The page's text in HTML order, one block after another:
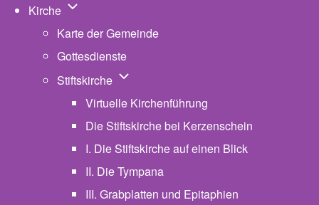
Kirche Unternavigation von Kirche
Karte der Gemeinde
Gottesdienste
Stiftskirche Unternavigation von Stiftskirche
Virtuelle Kirchenführung
Die Stiftskirche bei Kerzenschein
I. Die Stiftskirche auf einen Blick
II. Die Tympana
III. Grabplatten und Epitaphien